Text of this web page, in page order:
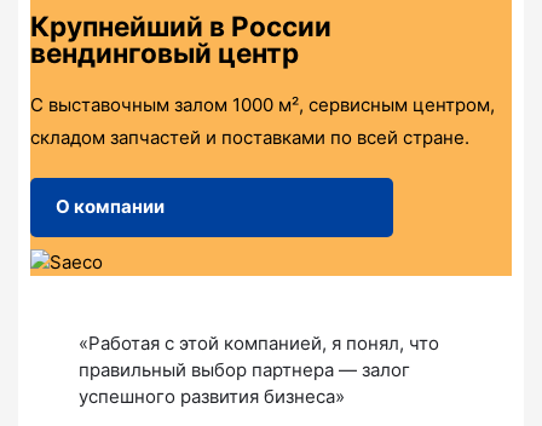
Крупнейший в России
вендинговый центр
С выставочным залом 1000 м², сервисным центром,
складом запчастей и поставками по всей стране.
О компании
«Работая с этой компанией, я понял, что
правильный выбор партнера — залог
успешного развития бизнеса»